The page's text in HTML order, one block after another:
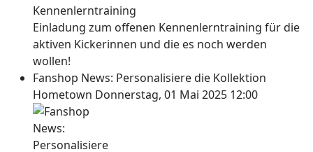
Einladung zum offenen Kennenlerntraining für die
aktiven Kickerinnen und die es noch werden
wollen!
Fanshop News: Personalisiere die Kollektion
Hometown Donnerstag, 01 Mai 2025 12:00